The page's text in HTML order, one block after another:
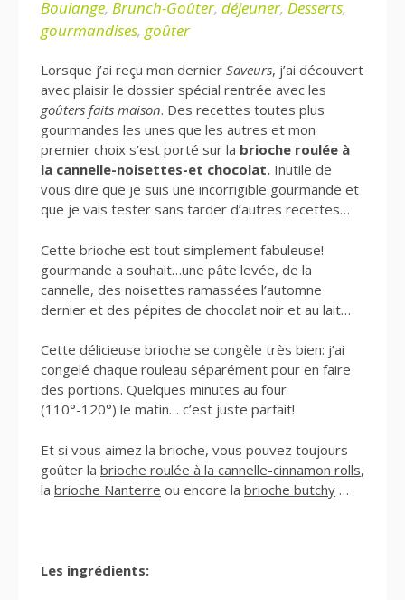
Boulange, Brunch-Goûter, déjeuner, Desserts,
gourmandises, goûter
Lorsque j’ai reçu mon dernier Saveurs, j’ai découvert
avec plaisir le dossier spécial rentrée avec les
goûters faits maison. Des recettes toutes plus
gourmandes les unes que les autres et mon
premier choix s’est porté sur la brioche roulée à
la cannelle-noisettes-et chocolat. Inutile de
vous dire que je suis une incorrigible gourmande et
que je vais tester sans tarder d’autres recettes…
Cette brioche est tout simplement fabuleuse!
gourmande a souhait…une pâte levée, de la
cannelle, des noisettes ramassées l’automne
dernier et des pépites de chocolat noir et au lait…
Cette délicieuse brioche se congèle très bien: j’ai
congelé chaque rouleau séparément pour en faire
des portions. Quelques minutes au four
(110°-120°) le matin… c’est juste parfait!
Et si vous aimez la brioche, vous pouvez toujours
goûter la brioche roulée à la cannelle-cinnamon rolls,
la brioche Nanterre ou encore la brioche butchy …
Les ingrédients: